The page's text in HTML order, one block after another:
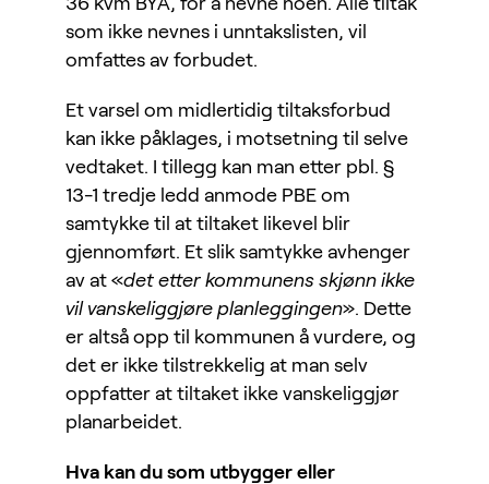
som ikke nevnes i unntakslisten, vil
omfattes av forbudet.
Et varsel om midlertidig tiltaksforbud
kan ikke påklages, i motsetning til selve
vedtaket. I tillegg kan man etter pbl. §
13-1 tredje ledd anmode PBE om
samtykke til at tiltaket likevel blir
gjennomført. Et slik samtykke avhenger
av at «det etter kommunens skjønn ikke
vil vanskeliggjøre planleggingen». Dette
er altså opp til kommunen å vurdere, og
det er ikke tilstrekkelig at man selv
oppfatter at tiltaket ikke vanskeliggjør
planarbeidet.
Hva kan du som utbygger eller